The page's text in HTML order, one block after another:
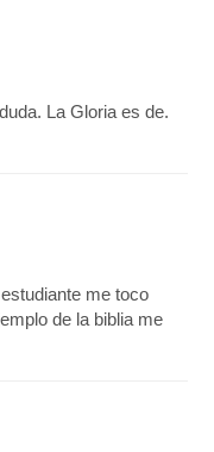
La Gloria es de.
me toco
de la biblia me